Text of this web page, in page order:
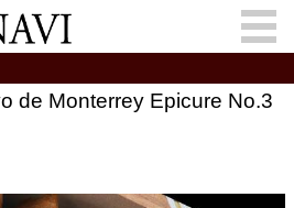
合わせ
de Monterrey Epicure No.3